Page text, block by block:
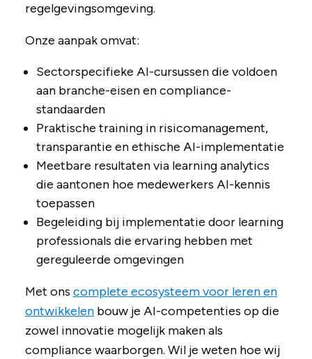
regelgevingsomgeving.
Onze aanpak omvat:
Sectorspecifieke AI-cursussen die voldoen
aan branche-eisen en compliance-
standaarden
Praktische training in risicomanagement,
transparantie en ethische AI-implementatie
Meetbare resultaten via learning analytics
die aantonen hoe medewerkers AI-kennis
toepassen
Begeleiding bij implementatie door learning
professionals die ervaring hebben met
gereguleerde omgevingen
Met ons complete ecosysteem voor leren en
ontwikkelenbouw je AI-competenties op die
zowel innovatie mogelijk maken als
compliance waarborgen. Wil je weten hoe wij